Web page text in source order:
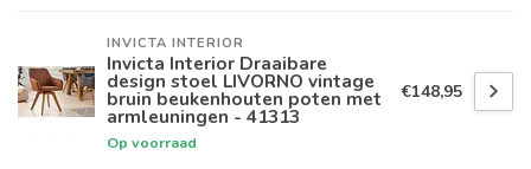
INVICTA INTERIOR
Invicta Interior Draaibare
design stoel LIVORNO vintage
bruin beukenhouten poten met
armleuningen - 41313
Op voorraad
€148,95